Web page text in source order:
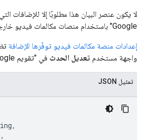
لا يكون عنصر البيان هذا مطلوبًا إلا للإضافات
Google" باستخدام منصات مكالمات فيديو خارجية.
إعدادات منصة مكالمات فيديو توفّرها الإضافة
واجهة مستخدم تعديل الحدث في "تقويم Google".
تمثيل JSON